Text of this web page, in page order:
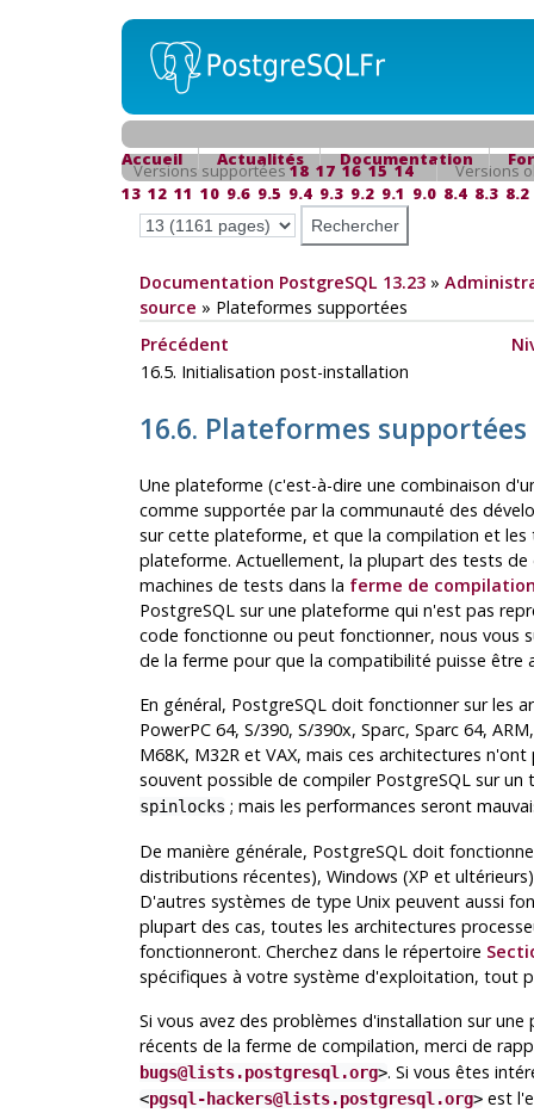
Accueil Actualités Documentation
Versions supportées18 17 16 15 14
Versions
13 12 11 10 9.6 9.5 9.4 9.3 9.2 9.1 9.0 8.4 8.3 8.2
Documentation PostgreSQL 13.23»
source » Plateformes supportées
Précédent
16.5. Initialisation post-installation
16.6. Plateformes supportées
Une plateforme (c'est-à-dire une combinaison
comme supportée par la communauté des
sur cette plateforme, et que la compilation et
plateforme. Actuellement, la plupart des tests
machines de tests dans la ferme de
PostgreSQLsur une plateforme qui n'est pas
code fonctionne ou peut fonctionner, nous vous
de la ferme pour que la compatibilité puisse être
En général, PostgreSQLdoit fonctionner sur les
PowerPC 64, S/390, S/390x, Sparc, Sparc 64,
M68K, M32R et VAX, mais ces architectures
souvent possible de compiler PostgreSQLsur un
spinlocks ; mais les performances seront
De manière générale, PostgreSQLdoit
distributions récentes), Windows (XP et
D'autres systèmes de type Unix peuvent aussi
plupart des cas, toutes les architectures
fonctionneront. Cherchez dans le répertoire
spécifiques à votre système d'exploitation, tout
Si vous avez des problèmes d'installation sur
récents de la ferme de compilation, merci de
bugs@lists.postgresql.org>. Si vous êtes
<pgsql-hackers@lists.postgresql.org>est